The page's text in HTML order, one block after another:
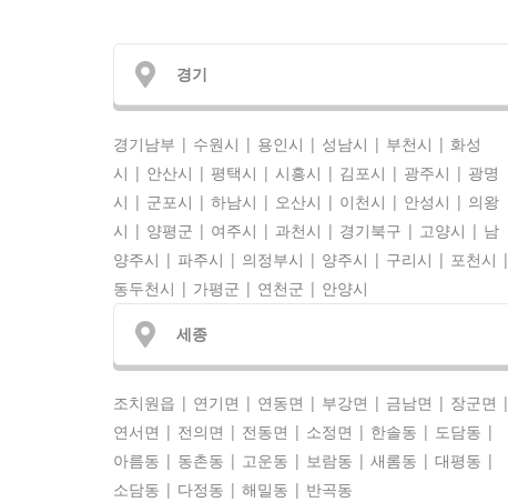
경기
경기남부 | 수원시 | 용인시 | 성남시 | 부천시 | 화성
시 | 안산시 | 평택시 | 시흥시 | 김포시 | 광주시 | 광명
시 | 군포시 | 하남시 | 오산시 | 이천시 | 안성시 | 의왕
시 | 양평군 | 여주시 | 과천시 | 경기북구 | 고양시 | 남
양주시 | 파주시 | 의정부시 | 양주시 | 구리시 | 포천시 |
동두천시 | 가평군 | 연천군 | 안양시
세종
조치원읍 | 연기면 | 연동면 | 부강면 | 금남면 | 장군면 |
연서면 | 전의면 | 전동면 | 소정면 | 한솔동 | 도담동 |
아름동 | 동촌동 | 고운동 | 보람동 | 새롬동 | 대평동 |
소담동 | 다정동 | 해밀동 | 반곡동